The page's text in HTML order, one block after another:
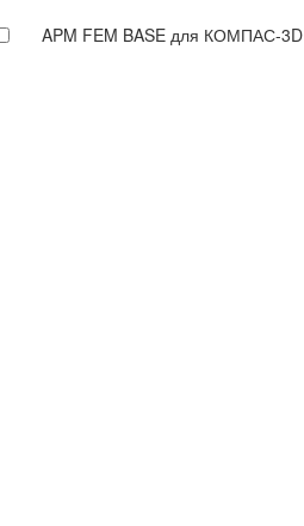
APM FEM BASE для КОМПАС-3D